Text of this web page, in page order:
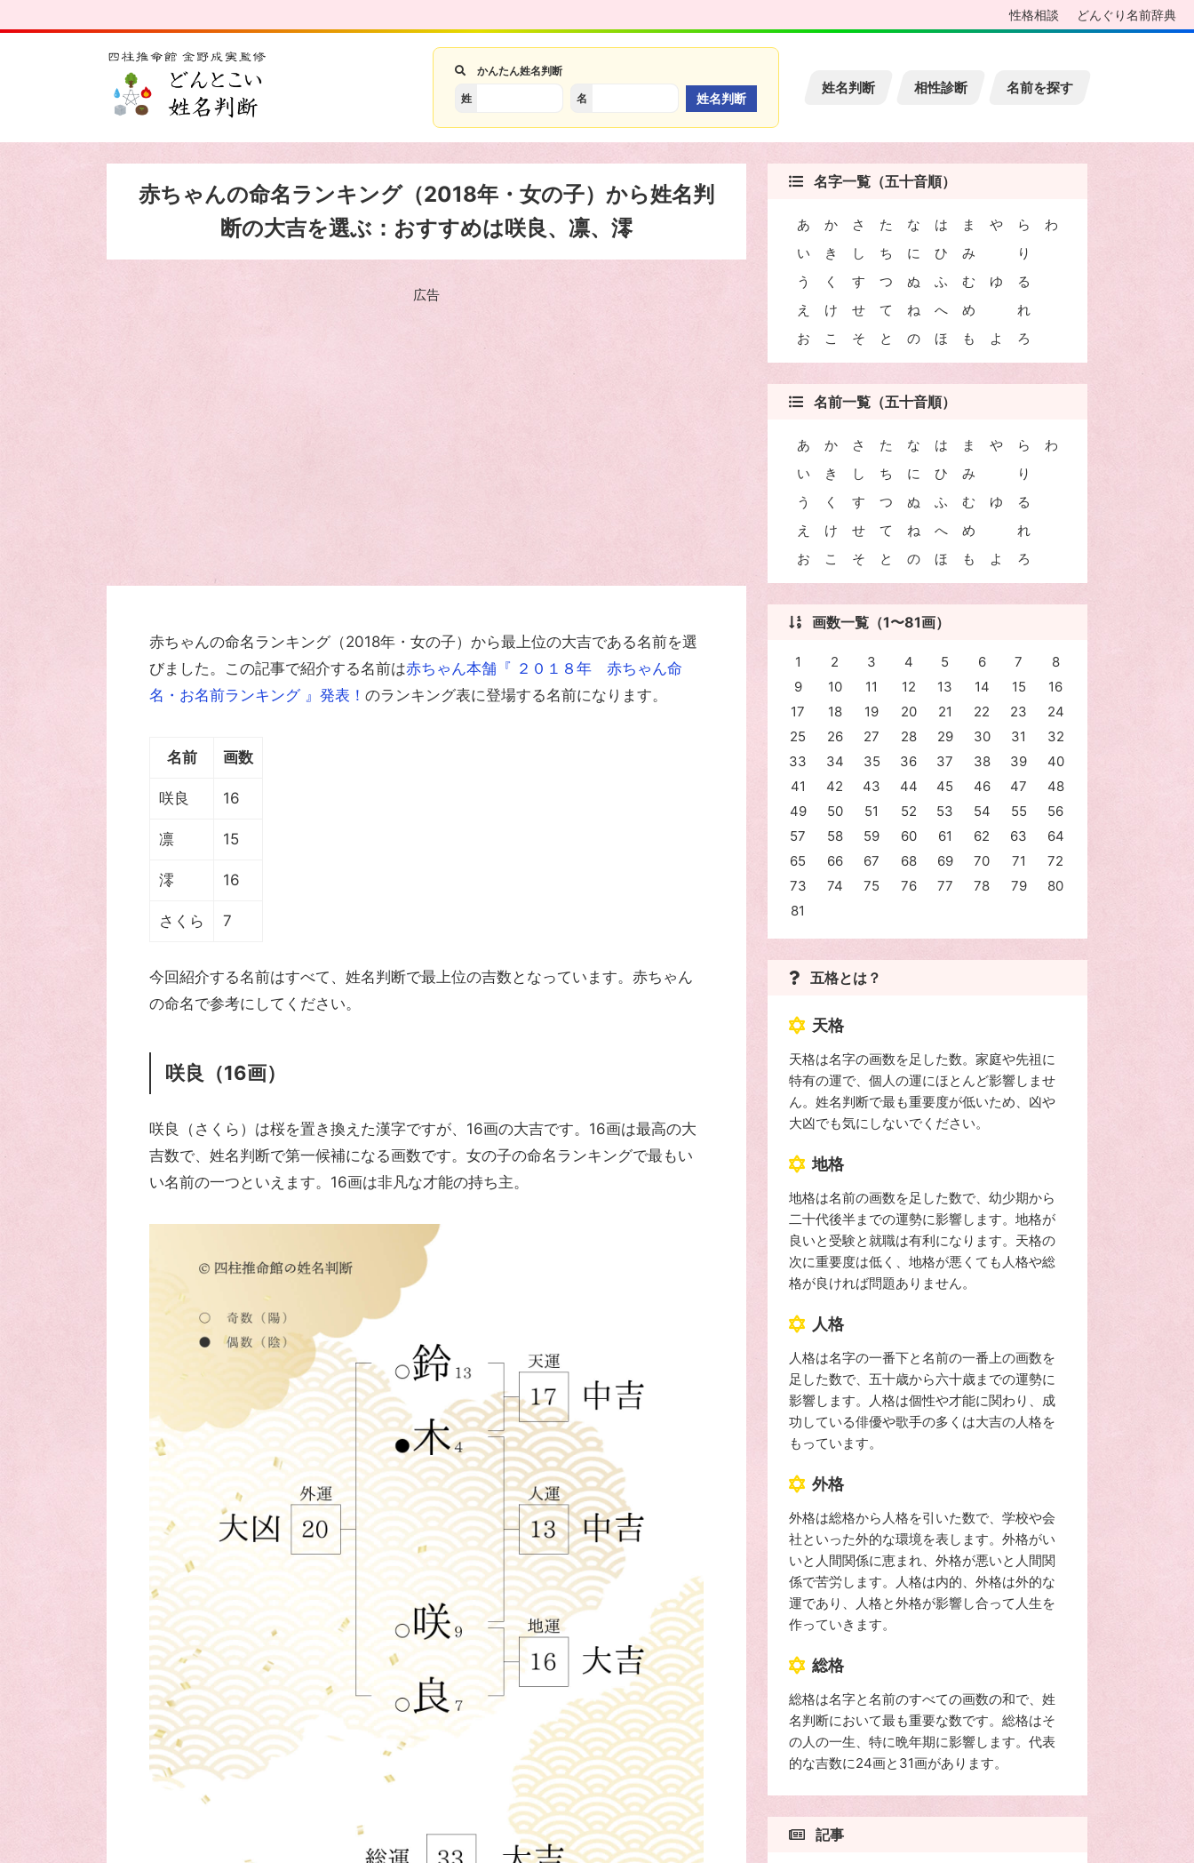
性格相談 どんぐり名前辞典
かんたん姓名判断
姓 名
姓名判断 相性診断 名前を探す
赤ちゃんの命名ランキング（2018年・女の子）から姓名判
断の大吉を選ぶ：おすすめは咲良、凛、澪
広告
赤ちゃんの命名ランキング（2018年・女の子）から最上位の大吉である名前を選
びました。この記事で紹介する名前は赤ちゃん本舗『 ２０１８年 赤ちゃん命
名・お名前ランキング 』発表！ のランキング表に登場する名前になります。
名前 画数
咲良 16
凛 15
澪 16
さくら 7
今回紹介する名前はすべて、姓名判断で最上位の吉数となっています。赤ちゃん
の命名で参考にしてください。
咲良（16画）
咲良（さくら）は桜を置き換えた漢字ですが、16画の大吉です。16画は最高の大
吉数で、姓名判断で第一候補になる画数です。女の子の命名ランキングで最もい
い名前の一つといえます。16画は非凡な才能の持ち主。
名字一覧（五十音順）
あ か さ た な は ま や ら
わ
い
き し ち に ひ み
り
う
く す つ ぬ ふ む ゆ
る
え
け せ て ね へ め
れ
お
こ そ と の ほ も よ ろ
名前一覧（五十音順）
あ か さ た な は ま や ら
わ
い
き し ち に ひ み
り
う
く す つ ぬ ふ む ゆ
る
え
け せ て ね へ め
れ
お
こ そ と の ほ も よ ろ
画数一覧（1〜81画）
1 2 3 4 5 6 7
8
9
10 11 12 13 14 15
16
17
18 19 20 21 22 23
24
25
26 27 28 29 30 31
32
33
34 35 36 37 38 39
40
41
42 43 44 45 46 47
48
49
50 51 52 53 54 55
56
57
58 59 60 61 62 63
64
65
66 67 68 69 70 71
72
73
74 75 76 77 78 79
80
81
五格とは？
天格
天格は名字の画数を足した数。家庭や先祖に
特有の運で、個人の運にほとんど影響しませ
ん。姓名判断で最も重要度が低いため、凶や
大凶でも気にしないでください。
地格
地格は名前の画数を足した数で、幼少期から
二十代後半までの運勢に影響します。地格が
良いと受験と就職は有利になります。天格の
次に重要度は低く、地格が悪くても人格や総
格が良ければ問題ありません。
人格
人格は名字の一番下と名前の一番上の画数を
足した数で、五十歳から六十歳までの運勢に
影響します。人格は個性や才能に関わり、成
功している俳優や歌手の多くは大吉の人格を
もっています。
外格
外格は総格から人格を引いた数で、学校や会
社といった外的な環境を表します。外格がい
いと人間関係に恵まれ、外格が悪いと人間関
係で苦労します。人格は内的、外格は外的な
運であり、人格と外格が影響し合って人生を
作っていきます。
総格
総格は名字と名前のすべての画数の和で、姓
名判断において最も重要な数です。総格はそ
の人の一生、特に晩年期に影響します。代表
的な吉数に24画と31画があります。
記事